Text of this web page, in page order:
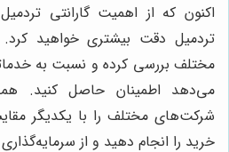
اکنون که از اهمیت گارانتی
تردمیل دقت بیشتری خواهید
مختلف بررسی کرده و نسبت به
می‌دهد اطمینان حاصل کنید.
شرکت‌های مختلف را با یکدیگر
خرید را انجام دهید و از